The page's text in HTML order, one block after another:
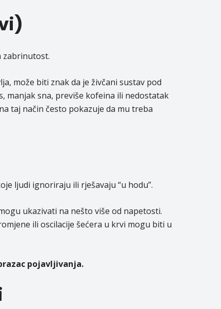
zabrinutost.
može biti znak da je živčani sustav pod
manjak sna, previše kofeina ili nedostatak
taj način često pokazuje da mu treba
ljudi ignoriraju ili rješavaju “u hodu”.
ukazivati na nešto više od napetosti.
ili oscilacije šećera u krvi mogu biti u
pojavljivanja.